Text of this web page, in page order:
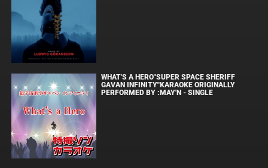
WHAT'S A HERO"SUPER SPACE SHERIFF
GAVAN INFINITY"KARAOKE ORIGINALLY
PERFORMED BY :MAY'N - SINGLE